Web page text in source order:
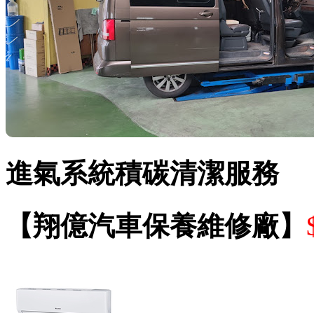
進氣系統積碳清潔服務
【翔億汽車保養維修廠】